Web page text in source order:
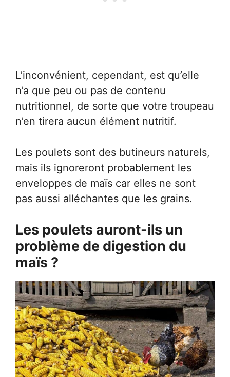
L’inconvénient, cependant, est qu’elle
n’a que peu ou pas de contenu
nutritionnel, de sorte que votre troupeau
n’en tirera aucun élément nutritif.
Les poulets sont des butineurs naturels,
mais ils ignoreront probablement les
enveloppes de maïs car elles ne sont
pas aussi alléchantes que les grains.
Les poulets auront-ils un
problème de digestion du
maïs ?